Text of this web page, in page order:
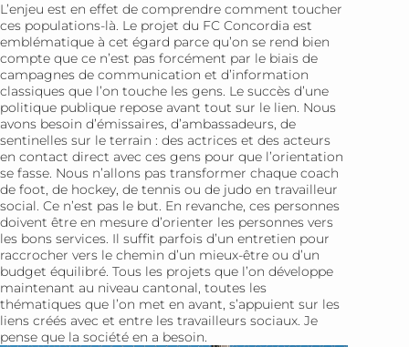
L’enjeu est en effet de comprendre comment toucher
ces populations-là. Le projet du FC Concordia est
emblématique à cet égard parce qu’on se rend bien
compte que ce n’est pas forcément par le biais de
campagnes de communication et d’information
classiques que l’on touche les gens. Le succès d’une
politique publique repose avant tout sur le lien. Nous
avons besoin d’émissaires, d’ambassadeurs, de
sentinelles sur le terrain : des actrices et des acteurs
en contact direct avec ces gens pour que l’orientation
se fasse. Nous n’allons pas transformer chaque coach
de foot, de hockey, de tennis ou de judo en travailleur
social. Ce n’est pas le but. En revanche, ces personnes
doivent être en mesure d’orienter les personnes vers
les bons services. Il suffit parfois d’un entretien pour
raccrocher vers le chemin d’un mieux-être ou d’un
budget équilibré. Tous les projets que l’on développe
maintenant au niveau cantonal, toutes les
thématiques que l’on met en avant, s’appuient sur les
liens créés avec et entre les travailleurs sociaux. Je
pense que la société en a besoin.